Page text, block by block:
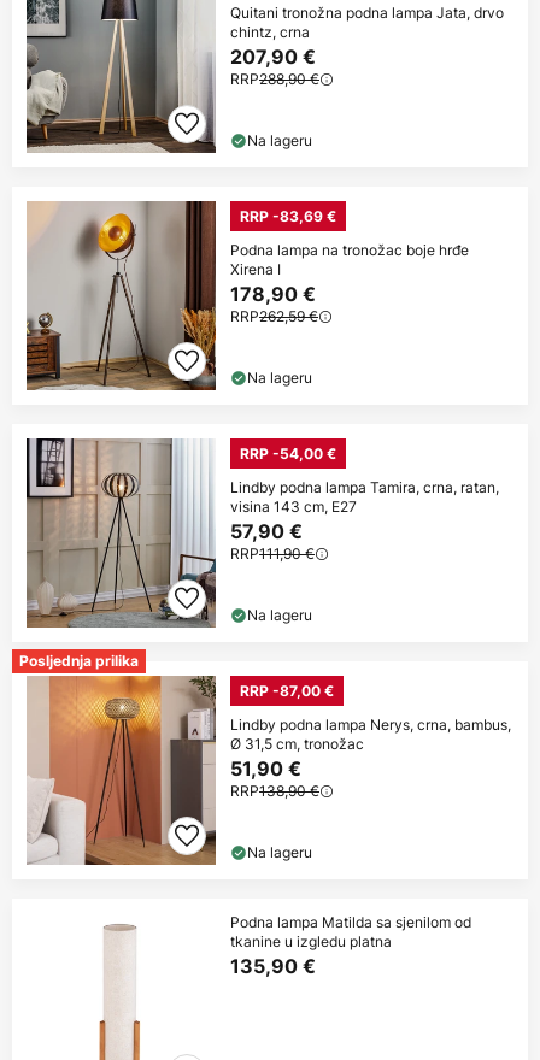
Quitani tronožna podna lampa Jata, drvo
chintz, crna
207,90 €
RRP288,90 €
Na lageru
RRP -83,69 €
Podna lampa na tronožac boje hrđe
Xirena I
178,90 €
RRP262,59 €
Na lageru
RRP -54,00 €
Lindby podna lampa Tamira, crna, ratan,
visina 143 cm, E27
57,90 €
RRP111,90 €
Na lageru
Posljednja prilika
RRP -87,00 €
Lindby podna lampa Nerys, crna, bambus,
Ø 31,5 cm, tronožac
51,90 €
RRP138,90 €
Na lageru
Podna lampa Matilda sa sjenilom od
tkanine u izgledu platna
135,90 €